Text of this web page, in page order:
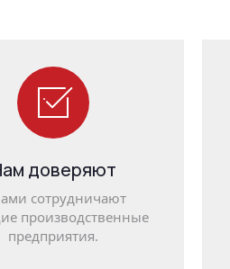
доверяют
сотрудничают
производственные
предприятия.